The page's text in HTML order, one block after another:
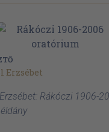
Erzsébet
Rákóczi 1906-